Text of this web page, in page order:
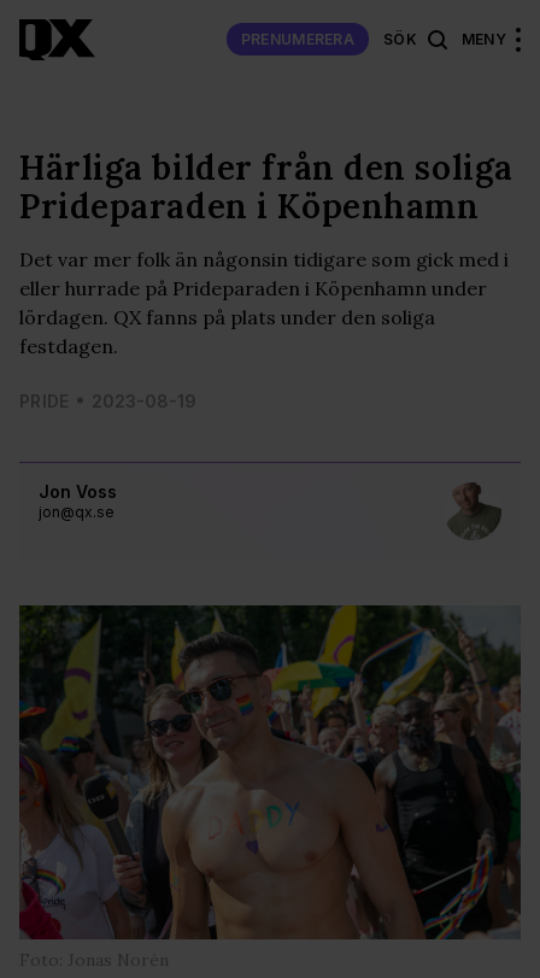
PRENUMERERA SÖK MENY
Jon Voss
jon@qx.se
Härliga bilder från den soliga
Prideparaden i Köpenhamn
Det var mer folk än någonsin tidigare som gick med i
eller hurrade på Prideparaden i Köpenhamn under
lördagen. QX fanns på plats under den soliga
festdagen.
PRIDE 2023-08-19
Foto: Jonas Norén